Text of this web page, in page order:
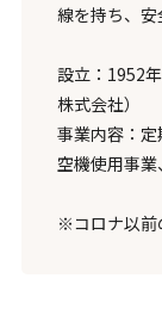
線を持ち、安
設立：1952
株式会社）
事業内容：
空機使用事
※コロナ以前